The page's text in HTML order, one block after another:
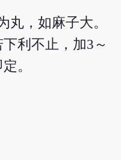
丸，如麻子大。
利不止，加3～
。